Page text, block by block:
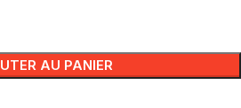
AU PANIER